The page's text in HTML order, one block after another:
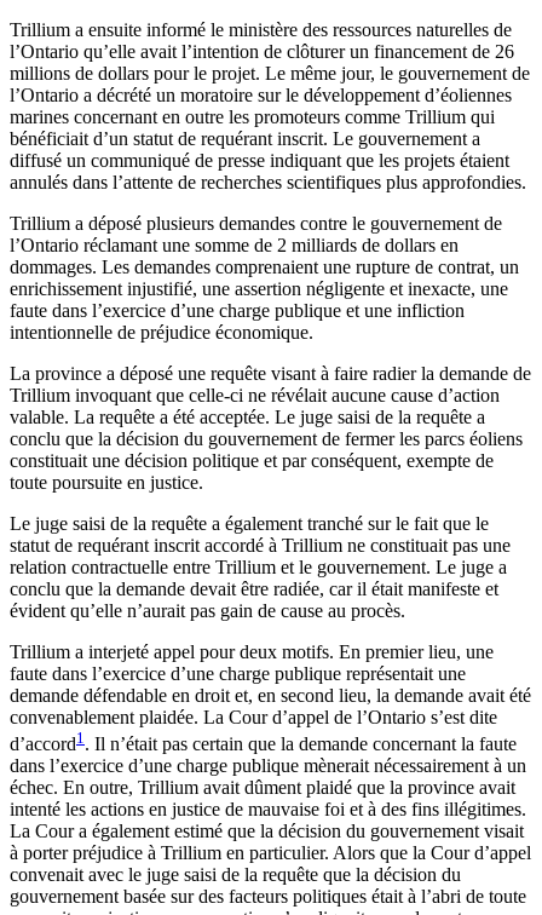
Trillium a ensuite informé le ministère des ressources naturelles de
l’Ontario qu’elle avait l’intention de clôturer un financement de 26
millions de dollars pour le projet. Le même jour, le gouvernement de
l’Ontario a décrété un moratoire sur le développement d’éoliennes
marines concernant en outre les promoteurs comme Trillium qui
bénéficiait d’un statut de requérant inscrit. Le gouvernement a
diffusé un communiqué de presse indiquant que les projets étaient
annulés dans l’attente de recherches scientifiques plus approfondies.
Trillium a déposé plusieurs demandes contre le gouvernement de
l’Ontario réclamant une somme de 2 milliards de dollars en
dommages. Les demandes comprenaient une rupture de contrat, un
enrichissement injustifié, une assertion négligente et inexacte, une
faute dans l’exercice d’une charge publique et une infliction
intentionnelle de préjudice économique.
La province a déposé une requête visant à faire radier la demande de
Trillium invoquant que celle-ci ne révélait aucune cause d’action
valable. La requête a été acceptée. Le juge saisi de la requête a
conclu que la décision du gouvernement de fermer les parcs éoliens
constituait une décision politique et par conséquent, exempte de
toute poursuite en justice.
Le juge saisi de la requête a également tranché sur le fait que le
statut de requérant inscrit accordé à Trillium ne constituait pas une
relation contractuelle entre Trillium et le gouvernement. Le juge a
conclu que la demande devait être radiée, car il était manifeste et
évident qu’elle n’aurait pas gain de cause au procès.
Trillium a interjeté appel pour deux motifs. En premier lieu, une
faute dans l’exercice d’une charge publique représentait une
demande défendable en droit et, en second lieu, la demande avait été
convenablement plaidée. La Cour d’appel de l’Ontario s’est dite
d’accord1 . Il n’était pas certain que la demande concernant la faute
dans l’exercice d’une charge publique mènerait nécessairement à un
échec. En outre, Trillium avait dûment plaidé que la province avait
intenté les actions en justice de mauvaise foi et à des fins illégitimes.
La Cour a également estimé que la décision du gouvernement visait
à porter préjudice à Trillium en particulier. Alors que la Cour d’appel
convenait avec le juge saisi de la requête que la décision du
gouvernement basée sur des facteurs politiques était à l’abri de toute